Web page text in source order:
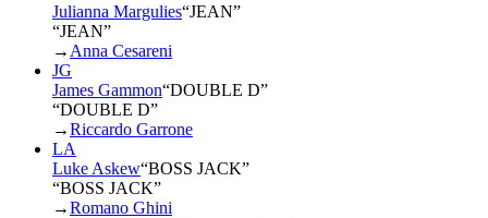
Julianna Margulies“JEAN”
“JEAN”
→ Anna Cesareni
JG
James Gammon“DOUBLE D”
“DOUBLE D”
→Riccardo Garrone
LA
Luke Askew“BOSS JACK”
“BOSS JACK”
→Romano Ghini